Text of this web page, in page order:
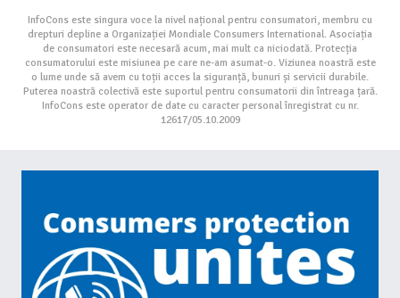
InfoCons este singura voce la nivel național pentru consumatori, membru cu
drepturi depline a Organizației Mondiale Consumers International. Asociația
de consumatori este necesară acum, mai mult ca niciodată. Protecția
consumatorului este misiunea pe care ne-am asumat-o. Viziunea noastră este
o lume unde să avem cu toții acces la siguranță, bunuri și servicii durabile.
Puterea noastră colectivă este suportul pentru consumatorii din întreaga țară.
InfoCons este operator de date cu caracter personal înregistrat cu nr.
12617/05.10.2009